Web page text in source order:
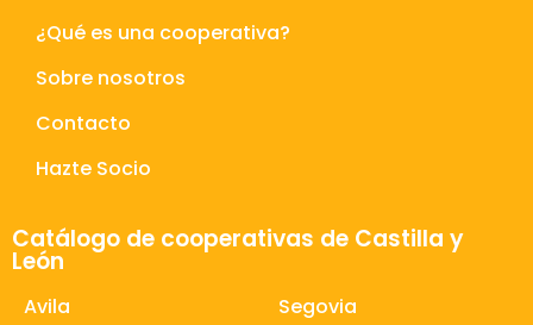
¿Qué es una cooperativa?
Sobre nosotros
Contacto
Hazte Socio
Catálogo de cooperativas de Castilla y
León
Avila
Segovia